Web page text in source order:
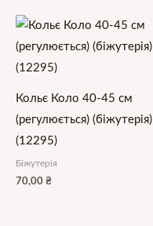
Кольє Коло 40-45 см
(регулюється) (біжутерія)
(12295)
Біжутерія
70,00 ₴